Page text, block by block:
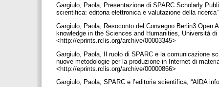
Gargiulo, Paola, Presentazione di SPARC Scholarly
scientifica: editoria elettronica e valutazione della
Gargiulo, Paola, Resoconto del Convegno Berlin3
knowledge in the Sciences and Humanities, Università
<http://eprints.rclis.org/archive/00003345>
Gargiulo, Paola, Il ruolo di SPARC e la comunicazione
nuove metodologie per la produzione in Internet di
<http://eprints.rclis.org/archive/00000866>
Gargiulo, Paola, SPARC e l’editoria scientifica, “AIDA